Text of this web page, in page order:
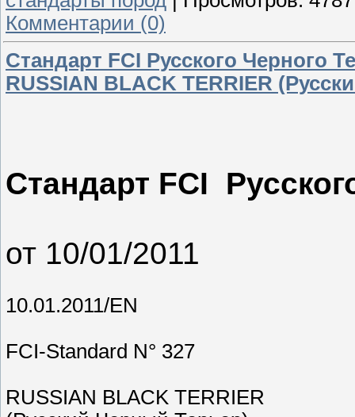
Комментарии (0)
Стандарт FCI Русского Черного
RUSSIAN BLACK TERRIER
Стандарт FCI
от 10/01/2011
10.01.2011/EN
FCI-Standard N° 327
RUSSIAN BLACK TERRIER